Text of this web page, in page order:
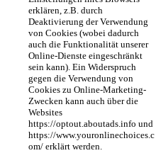
erklären, z.B. durch
Deaktivierung der Verwendung
von Cookies (wobei dadurch
auch die Funktionalität unserer
Online-Dienste eingeschränkt
sein kann). Ein Widerspruch
gegen die Verwendung von
Cookies zu Online-Marketing-
Zwecken kann auch über die
Websites
https://optout.aboutads.info und
https://www.youronlinechoices.c
om/ erklärt werden.